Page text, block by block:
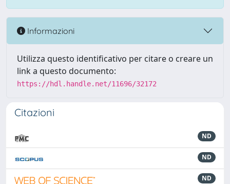
Informazioni
Utilizza questo identificativo per citare o creare un
link a questo documento:
https://hdl.handle.net/11696/32172
Citazioni
ND
ND
ND